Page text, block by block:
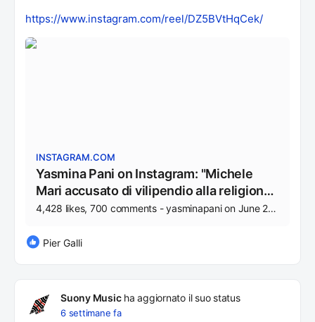
https://www.instagram.com/reel/DZ5BVtHqCek/
INSTAGRAM.COM
Yasmina Pani on Instagram: "Michele
Mari accusato di vilipendio alla religione
murgiana: ER PATRIARCATO! Brevi
bigottismo ignobile della classe
4,428 likes, 700 comments - yasminapani on June 22, 2026: "Michele Mari accusato di vilipendio alla religione murgiana: ER PATRIARCATO! Brevi estratti del mio ennesimo incazzo per il bigottismo ignobile della classe intellettuale italiana. #premiostrega".
Pier Galli
Suony Musicha aggiornato il suo status
6 settimane fa